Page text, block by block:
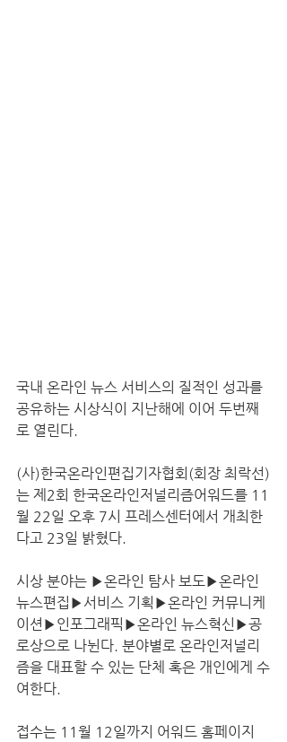
국내 온라인 뉴스 서비스의 질적인 성과를
공유하는 시상식이 지난해에 이어 두번째
로 열린다.
(사)한국온라인편집기자협회(회장 최락선)
는 제2회 한국온라인저널리즘어워드를 11
월 22일 오후 7시 프레스센터에서 개최한
다고 23일 밝혔다.
시상 분야는 ▶온라인 탐사 보도▶온라인
뉴스편집▶서비스 기획▶온라인 커뮤니케
이션▶인포그래픽▶온라인 뉴스혁신▶공
로상으로 나뉜다. 분야별로 온라인저널리
즘을 대표할 수 있는 단체 혹은 개인에게 수
여한다.
접수는 11월 12일까지 어워드 홈페이지